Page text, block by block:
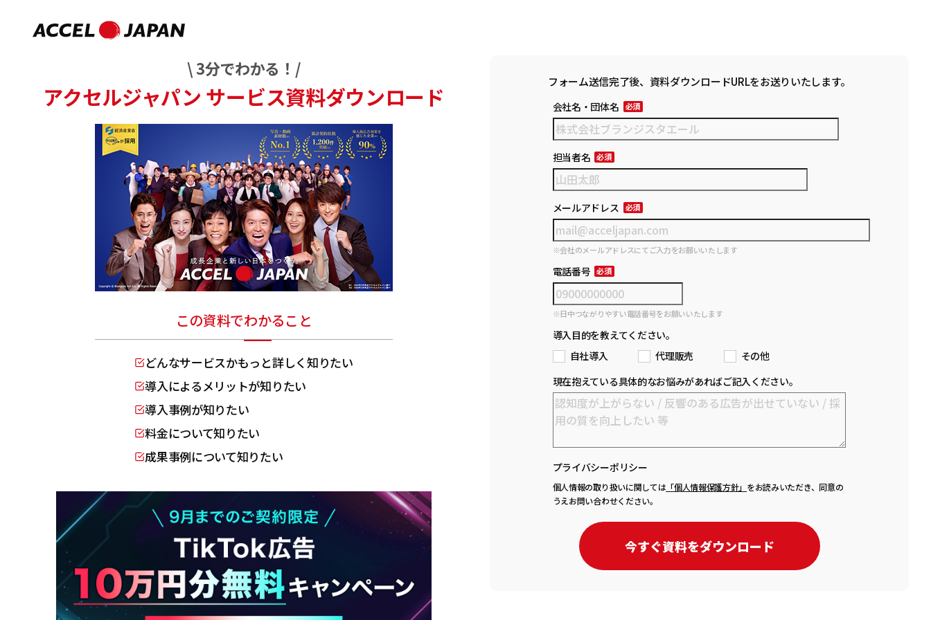
\ 3分でわかる！/
アクセルジャパンサービス資料ダウンロード
この資料でわかること
どんなサービスかもっと詳しく知りたい
導入によるメリットが知りたい
導入事例が知りたい
料金について知りたい
成果事例について知りたい
フォーム送信完了後、資料ダウンロードURLをお送りいたします。
会社名・団体名
担当者名
メールアドレス
※会社のメールアドレスにてご入力をお願いいたします
電話番号
※日中つながりやすい電話番号をお願いいたします
導入目的を教えてください。
自社導入
代理販売
その他
現在抱えている具体的なお悩みがあればご記入ください。
プライバシーポリシー
個人情報の取り扱いに関しては「個人情報保護方針」 をお読みいただき、同意の
うえお問い合わせください。